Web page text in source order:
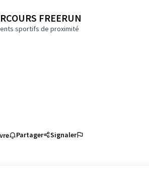
FREERUN
sportifs de proximité
Partager Signaler
: nancy-PROP-2023-10-2922